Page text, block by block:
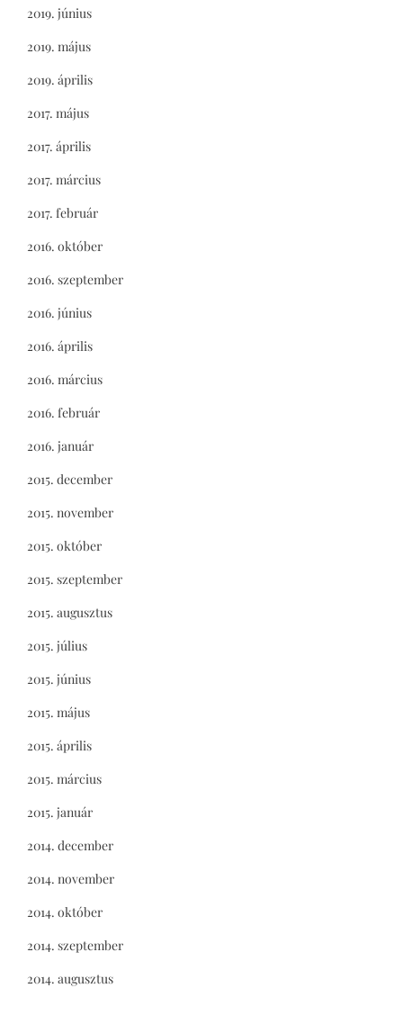
2019. június
2019. május
2019. április
2017. május
2017. április
2017. március
2017. február
2016. október
2016. szeptember
2016. június
2016. április
2016. március
2016. február
2016. január
2015. december
2015. november
2015. október
2015. szeptember
2015. augusztus
2015. július
2015. június
2015. május
2015. április
2015. március
2015. január
2014. december
2014. november
2014. október
2014. szeptember
2014. augusztus